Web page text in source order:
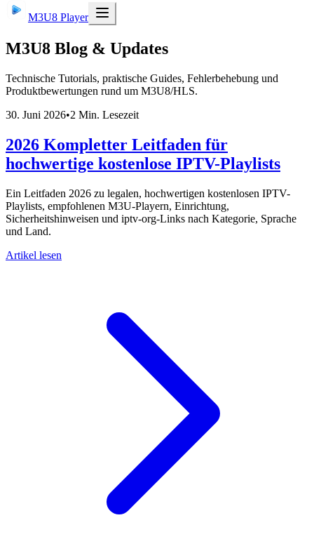
M3U8 Player
M3U8 Blog & Updates
Technische Tutorials, praktische Guides, Fehlerbehebung und
Produktbewertungen rund um M3U8/HLS.
30. Juni 2026•2 Min. Lesezeit
2026 Kompletter Leitfaden für
hochwertige kostenlose IPTV-Playlists
Ein Leitfaden 2026 zu legalen, hochwertigen kostenlosen IPTV-
Playlists, empfohlenen M3U-Playern, Einrichtung,
Sicherheitshinweisen und iptv-org-Links nach Kategorie, Sprache
und Land.
Artikel lesen